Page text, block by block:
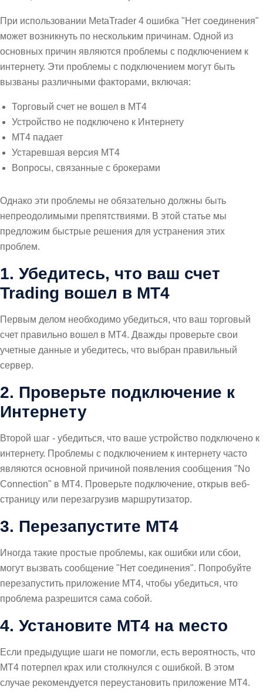
При использовании MetaTrader 4 ошибка "Нет соединения"
может возникнуть по нескольким причинам. Одной из
основных причин являются проблемы с подключением к
интернету. Эти проблемы с подключением могут быть
вызваны различными факторами, включая:
Торговый счет не вошел в MT4
Устройство не подключено к Интернету
MT4 падает
Устаревшая версия MT4
Вопросы, связанные с брокерами
Однако эти проблемы не обязательно должны быть
непреодолимыми препятствиями. В этой статье мы
предложим быстрые решения для устранения этих
проблем.
1. Убедитесь, что ваш счет
Trading вошел в MT4
Первым делом необходимо убедиться, что ваш торговый
счет правильно вошел в MT4. Дважды проверьте свои
учетные данные и убедитесь, что выбран правильный
сервер.
2. Проверьте подключение к
Интернету
Второй шаг - убедиться, что ваше устройство подключено к
интернету. Проблемы с подключением к интернету часто
являются основной причиной появления сообщения "No
Connection" в MT4. Проверьте подключение, открыв веб-
страницу или перезагрузив маршрутизатор.
3. Перезапустите MT4
Иногда такие простые проблемы, как ошибки или сбои,
могут вызвать сообщение "Нет соединения". Попробуйте
перезапустить приложение MT4, чтобы убедиться, что
проблема разрешится сама собой.
4. Установите MT4 на место
Если предыдущие шаги не помогли, есть вероятность, что
MT4 потерпел крах или столкнулся с ошибкой. В этом
случае рекомендуется переустановить приложение MT4.